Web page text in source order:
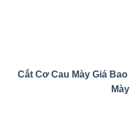
Cắt Cơ Cau Mày Giá